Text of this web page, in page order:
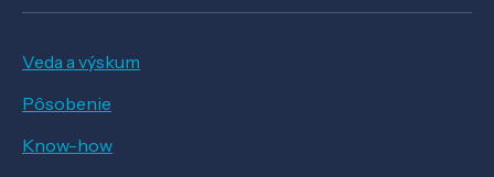
Veda a výskum
Pôsobenie
Know-how